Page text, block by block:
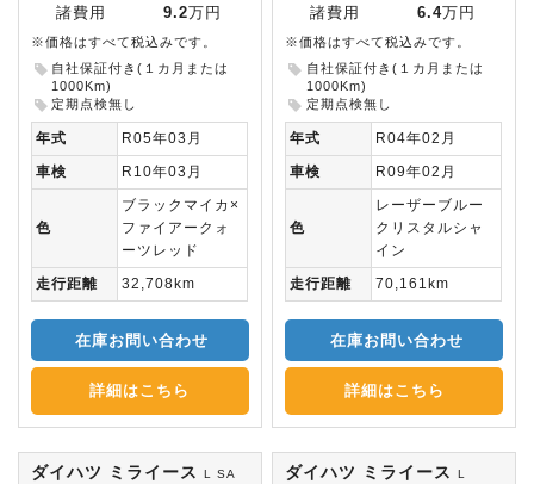
諸費用
9.2 万円
※価格はすべて税込みです。
自社保証付き(１カ月または
1000Km)
定期点検無し
年式
R05年03月
車検
R10年03月
色
ブラックマイカ×
ファイアークォ
ーツレッド
走行距離
32,708km
在庫お問い合わせ
詳細はこちら
諸費用
6.4万円
※価格はすべて税込みです。
自社保証付き(１カ月または
1000Km)
定期点検無し
年式
R04年02月
車検
R09年02月
色
レーザーブルー
クリスタルシャ
イン
走行距離
70,161km
在庫お問い合わせ
詳細はこちら
ダイハツ ミライース
L SA
ダイハツ ミライースL